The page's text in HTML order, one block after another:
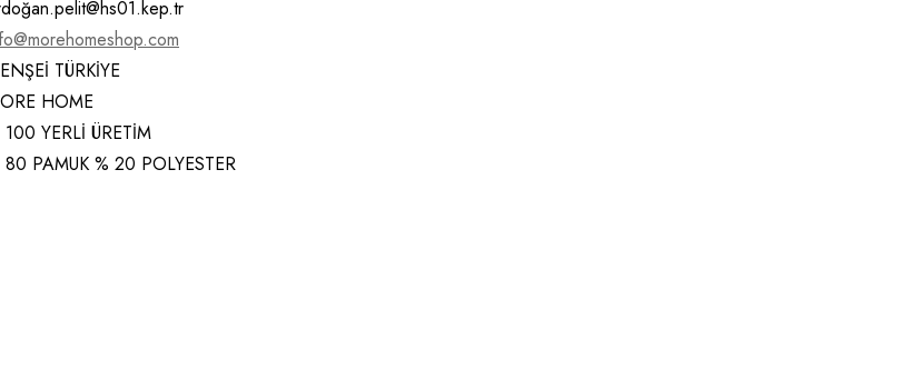
TÜRKİYE
HOME
100 YERLİ ÜRETİM
80 PAMUK % 20 POLYESTER